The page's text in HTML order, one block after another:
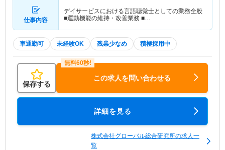
仕事内容
デイサービスにおける言語聴覚士としての業務全般
■運動機能の維持・改善業務 ■…
車通勤可 未経験OK 残業少なめ 積極採用中
保存する
この求人を問い合わせる
詳細を見る
株式会社グローバル総合研究所の求人一
覧